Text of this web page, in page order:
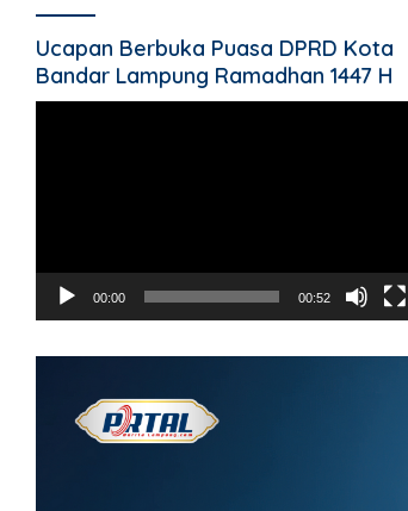
Ucapan Berbuka Puasa DPRD Kota
Bandar Lampung Ramadhan 1447 H
00:00 00:52